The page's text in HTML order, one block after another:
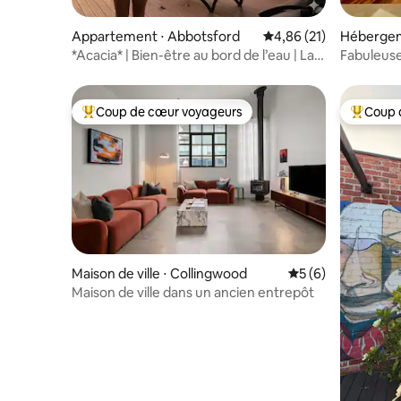
Appartement ⋅ Abbotsford Évaluation moyenne
4,86 (21)
*Acacia* | Bien-être au bord de l’eau | La
Coups de cœur voyageurs les plus appréciés
Coup de cœur voyageurs
Maison de ville ⋅ Collingwood Évaluation
5 (6)
Maison de ville dans un ancien entrepôt
Coups
Coup